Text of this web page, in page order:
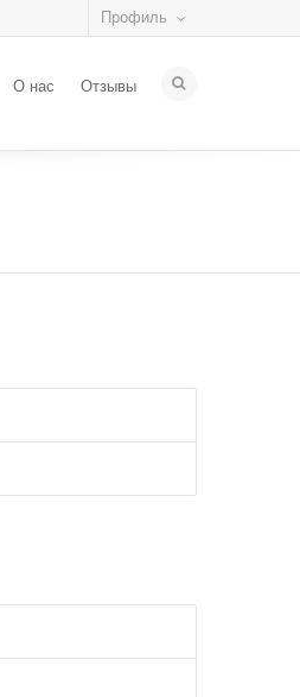
Профиль
О нас Отзывы